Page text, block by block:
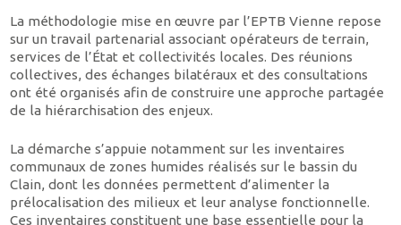
La méthodologie mise en œuvre par l’EPTB Vienne repose
sur un travail partenarial associant opérateurs de terrain,
services de l’État et collectivités locales. Des réunions
collectives, des échanges bilatéraux et des consultations
ont été organisés afin de construire une approche partagée
de la hiérarchisation des enjeux.
La démarche s’appuie notamment sur les inventaires
communaux de zones humides réalisés sur le bassin du
Clain, dont les données permettent d’alimenter la
prélocalisation des milieux et leur analyse fonctionnelle.
Ces inventaires constituent une base essentielle pour la